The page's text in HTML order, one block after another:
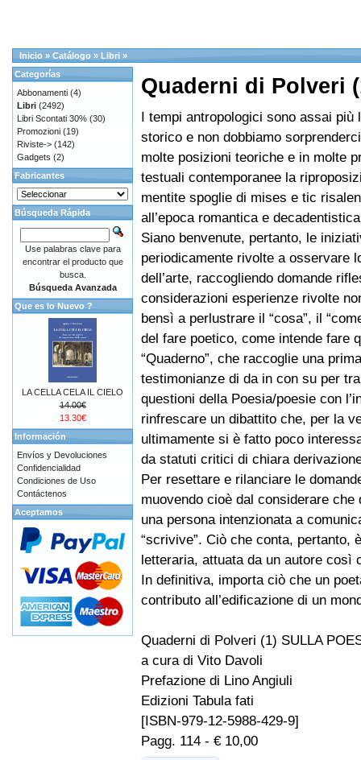
Inicio » Catálogo » Libri »
Quaderni di Polveri
I tempi antropologici sono assai più
storico e non dobbiamo
molte posizioni teoriche e in molte
testuali contemporanee la
mentite spoglie di mises e tic
all’epoca romantica e
Siano benvenute, pertanto, le
periodicamente rivolte a osservare
dell’arte, raccogliendo domande
considerazioni esperienze rivolte
bensì a perlustrare il “cosa”, il
del fare poetico, come intende fare
“Quaderno”, che raccoglie una
testimonianze di da in con su per
questioni della Poesia/poesie con
rinfrescare un dibattito che, per la
ultimamente si è fatto poco
da statuti critici di chiara
Per resettare e rilanciare le
muovendo cioè dal considerare
una persona intenzionata a
“scrivive”. Ciò che conta, pertanto,
letteraria, attuata da un autore così
In definitiva, importa ciò che un
contributo all’edificazione di un
Quaderni di Polveri (1) SULLA
a cura di Vito Davoli
Prefazione di Lino Angiuli
Edizioni Tabula fati
[ISBN-979-12-5988-429-9]
Pagg. 114 - € 10,00
Categorías
Abbonamenti (4)
Libri (2492)
Libri Scontati 30% (30)
Promozioni (19)
Riviste-> (142)
Gadgets (2)
Fabricantes
Búsqueda Rápida
Use palabras clave para
encontrar el producto que
busca.
Búsqueda Avanzada
Que es lo Nuevo ?
LA CELLA CELA IL CIELO
14.00€
13.30€
Información
Envíos y Devoluciones
Confidencialidad
Condiciones de Uso
Contáctenos
Aceptamos